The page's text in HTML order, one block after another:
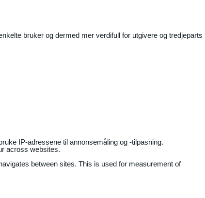
bruker og dermed mer verdifull for utgivere og tredjeparts
IP-adressene til annonsemåling og -tilpasning.
across websites.
between sites. This is used for measurement of